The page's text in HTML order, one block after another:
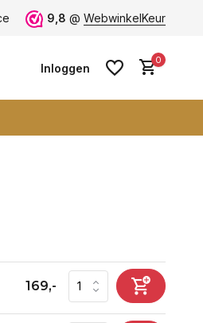
9+
9,8 @ WebwinkelKeur
Inloggen
0
169,-